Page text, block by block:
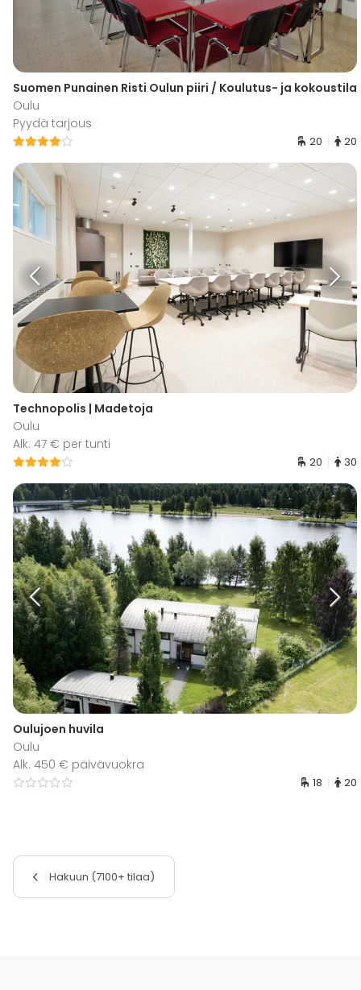
Suomen Punainen Risti Oulun piiri / Koulutus- ja kokoustila
Oulu
Pyydä tarjous
20 20
Technopolis | Madetoja
Oulu
Alk. 47 € per tunti
20 30
Oulujoen huvila
Oulu
Alk. 450 € päivävuokra
18 20
Hakuun (7100+ tilaa)